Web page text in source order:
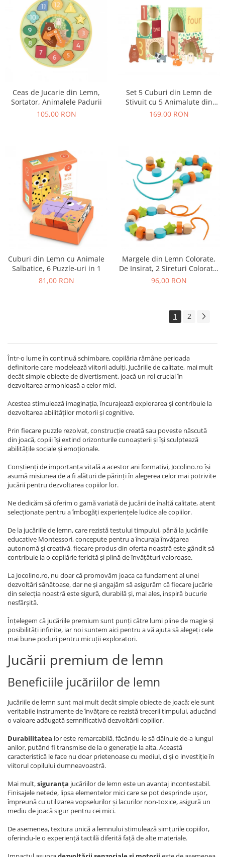
Ceas de Jucarie din Lemn,
Sortator, Animalele Padurii
105,00 RON
Set 5 Cuburi din Lemn de
Stivuit cu 5 Animalute din
Padure
169,00 RON
Cuburi din Lemn cu Animale
Salbatice, 6 Puzzle-uri in 1
81,00 RON
Margele din Lemn Colorate,
De Insirat, 2 Sireturi Colorate,
24 Margele
96,00 RON
1 2
Într-o lume în continuă schimbare, copilăria rămâne perioada
definitorie care modelează viitorii adulți. Jucăriile de calitate, mai mult
decât simple obiecte de divertisment, joacă un rol crucial în
dezvoltarea armonioasă a celor mici.
Acestea stimulează imaginația, încurajează explorarea și contribuie la
dezvoltarea abilităților motorii și cognitive.
Prin fiecare puzzle rezolvat, construcție creată sau poveste născută
din joacă, copiii își extind orizonturile cunoașterii și își sculptează
abilitățile sociale și emoționale.
Conștienți de importanța vitală a acestor ani formativi, Jocolino.ro își
asumă misiunea de a fi alături de părinți în alegerea celor mai potrivite
jucării pentru dezvoltarea copiilor lor.
Ne dedicăm să oferim o gamă variată de jucării de înaltă calitate, atent
selecționate pentru a îmbogăți experiențele ludice ale copiilor.
De la jucăriile de lemn, care rezistă testului timpului, până la jucăriile
educative Montessori, concepute pentru a încuraja învățarea
autonomă și creativă, fiecare produs din oferta noastră este gândit să
contribuie la o copilărie fericită și plină de învățături valoroase.
La Jocolino.ro, nu doar că promovăm joaca ca fundament al unei
dezvoltări sănătoase, dar ne și angajăm să asigurăm că fiecare jucărie
din selecția noastră este sigură, durabilă și, mai ales, inspiră bucurie
nesfârșită.
Înțelegem că jucăriile premium sunt punți către lumi pline de magie și
posibilități infinite, iar noi suntem aici pentru a vă ajuta să alegeți cele
mai bune poduri pentru micuții exploratori.
Jucării premium de lemn
Beneficiile jucăriilor de lemn
Jucăriile de lemn sunt mai mult decât simple obiecte de joacă; ele sunt
veritabile instrumente de învățare ce rezistă trecerii timpului, aducând
o valoare adăugată semnificativă dezvoltării copiilor.
Durabilitatea lor este remarcabilă, făcându-le să dăinuie de-a lungul
anilor, putând fi transmise de la o generație la alta. Această
caracteristică le face nu doar prietenoase cu mediul, ci și o investiție în
viitorul copilului dumneavoastră.
Mai mult,siguranța jucăriilor de lemn este un avantaj incontestabil.
Finisajele netede, lipsa elementelor mici care se pot desprinde ușor,
împreună cu utilizarea vopselurilor și lacurilor non-toxice, asigură un
mediu de joacă sigur pentru cei mici.
De asemenea, textura unică a lemnului stimulează simțurile copiilor,
oferindu-le o experiență tactilă diferită față de alte materiale.